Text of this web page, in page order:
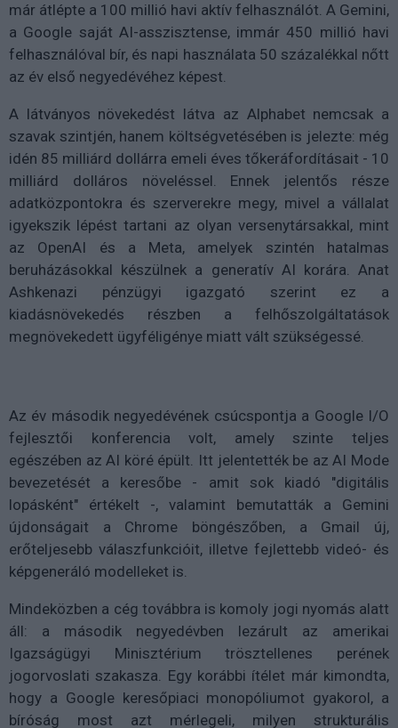
már átlépte a 100 millió havi aktív felhasználót. A Gemini,
a Google saját AI-asszisztense, immár 450 millió havi
felhasználóval bír, és napi használata 50 százalékkal nőtt
az év első negyedévéhez képest.
A látványos növekedést látva az Alphabet nemcsak a
szavak szintjén, hanem költségvetésében is jelezte: még
idén 85 milliárd dollárra emeli éves tőkeráfordításait - 10
milliárd dolláros növeléssel. Ennek jelentős része
adatközpontokra és szerverekre megy, mivel a vállalat
igyekszik lépést tartani az olyan versenytársakkal, mint
az OpenAI és a Meta, amelyek szintén hatalmas
beruházásokkal készülnek a generatív AI korára. Anat
Ashkenazi pénzügyi igazgató szerint ez a
kiadásnövekedés részben a felhőszolgáltatások
megnövekedett ügyféligénye miatt vált szükségessé.
Az év második negyedévének csúcspontja a Google I/O
fejlesztői konferencia volt, amely szinte teljes
egészében az AI köré épült. Itt jelentették be az AI Mode
bevezetését a keresőbe - amit sok kiadó "digitális
lopásként" értékelt -, valamint bemutatták a Gemini
újdonságait a Chrome böngészőben, a Gmail új,
erőteljesebb válaszfunkcióit, illetve fejlettebb videó- és
képgeneráló modelleket is.
Mindeközben a cég továbbra is komoly jogi nyomás alatt
áll: a második negyedévben lezárult az amerikai
Igazságügyi Minisztérium trösztellenes perének
jogorvoslati szakasza. Egy korábbi ítélet már kimondta,
hogy a Google keresőpiaci monopóliumot gyakorol, a
bíróság most azt mérlegeli, milyen strukturális